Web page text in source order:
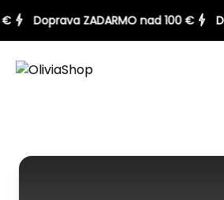
€ Doprava ZADARMO nad 100 €